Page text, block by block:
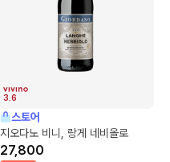
3.6
스토어
지오다노 비니, 랑게 네비올로
27,800